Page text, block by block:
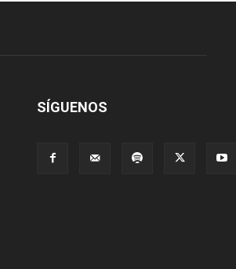
SÍGUENOS